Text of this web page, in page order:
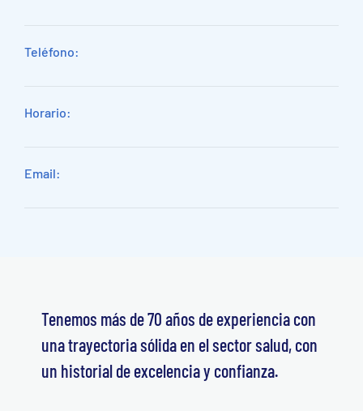
Teléfono:
Horario:
Email:
Tenemos más de 70 años de experiencia con
una trayectoria sólida en el sector salud, con
un historial de excelencia y confianza.